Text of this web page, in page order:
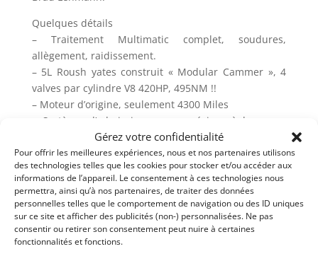
Gérez votre confidentialité
Pour offrir les meilleures expériences, nous et nos partenaires utilisons
des technologies telles que les cookies pour stocker et/ou accéder aux
informations de l’appareil. Le consentement à ces technologies nous
permettra, ainsi qu’à nos partenaires, de traiter des données
personnelles telles que le comportement de navigation ou des ID uniques
sur ce site et afficher des publicités (non-) personnalisées. Ne pas
consentir ou retirer son consentement peut nuire à certaines
fonctionnalités et fonctions.
Quelques détails
– Traitement Multimatic complet, soudures,
allègement, raidissement.
– 5L Roush yates construit « Modular Cammer », 4
valves par cylindre V8 420HP, 495NM !!
– Moteur d’origine, seulement 4300 Miles
– Système d’admission en magnésium à longueur
variable Ford Performance
– Boîte de vitesses Tremec T56 à 6 rapports en H
– Verrouillage 3.55:1 Detroit TracTech C-locker
– Suspension réglable en 3 directions avec coils
overs et plaques de carrossage.
– Amortisseurs réglables
– Barre antiroulis réglable